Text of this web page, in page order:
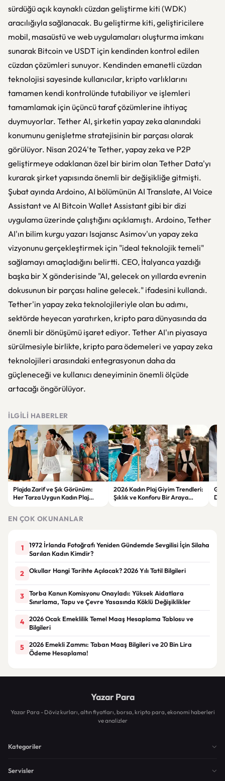
sürdüğü açık kaynaklı cüzdan geliştirme kiti (WDK)
aracılığıyla sağlanacak. Bu geliştirme kiti, geliştiricilere
mobil, masaüstü ve web uygulamaları oluşturma imkanı
sunarak Bitcoin ve USDT için kendinden kontrol edilen
cüzdan çözümleri sunuyor. Kendinden emanetli cüzdan
teknolojisi sayesinde kullanıcılar, kripto varlıklarını
tamamen kendi kontrolünde tutabiliyor ve işlemleri
tamamlamak için üçüncü taraf çözümlerine ihtiyaç
duymuyorlar. Tether AI, şirketin yapay zeka alanındaki
konumunu genişletme stratejisinin bir parçası olarak
görülüyor. Nisan 2024'te Tether, yapay zeka ve P2P
geliştirmeye odaklanan özel bir birim olan Tether Data'yı
kurarak şirket yapısında önemli bir değişikliğe gitmişti.
Şubat ayında Ardoino, AI bölümünün AI Translate, AI Voice
Assistant ve AI Bitcoin Wallet Assistant gibi bir dizi
uygulama üzerinde çalıştığını açıklamıştı. Ardoino, Tether
AI'ın bilim kurgu yazarı Isajansc Asimov'un yapay zeka
vizyonunu gerçekleştirmek için "ideal teknolojik temeli"
sağlamayı amaçladığını belirtti. CEO, İtalyanca yazdığı
başka bir X gönderisinde "AI, gelecek on yıllarda evrenin
dokusunun bir parçası haline gelecek." ifadesini kullandı.
Tether'in yapay zeka teknolojileriyle olan bu adımı,
sektörde heyecan yaratırken, kripto para dünyasında da
önemli bir dönüşümü işaret ediyor. Tether AI'ın piyasaya
sürülmesiyle birlikte, kripto para ödemeleri ve yapay zeka
teknolojileri arasındaki entegrasyonun daha da
güçleneceği ve kullanıcı deneyiminin önemli ölçüde
artacağı öngörülüyor.
İLGILI HABERLER
Plajda Zarif ve Şık Görünüm:
Her Tarza Uygun Kadın Plaj
2026 Kadın Plaj Giyim Trendleri:
Şıklık ve Konforu Bir Araya
EN ÇOK OKUNANLAR
1
1972 İrlanda Fotoğrafı Yeniden Gündemde Sevgilisi İçin Silaha
Sarılan Kadın Kimdir?
2 Okullar Hangi Tarihte Açılacak? 2026 Yılı Tatil Bilgileri
3
Torba Kanun Komisyonu Onayladı: Yüksek Aidatlara
Sınırlama, Tapu ve Çevre Yasasında Köklü Değişiklikler
4
2026 Ocak Emeklilik Temel Maaş Hesaplama Tablosu ve
Bilgileri
5
2026 Emekli Zammı: Taban Maaş Bilgileri ve 20 Bin Lira
Ödeme Hesaplama!
Yazar Para
Yazar Para - Döviz kurları, altın fiyatları, borsa, kripto para, ekonomi haberleri
ve analizler
Kategoriler
Servisler